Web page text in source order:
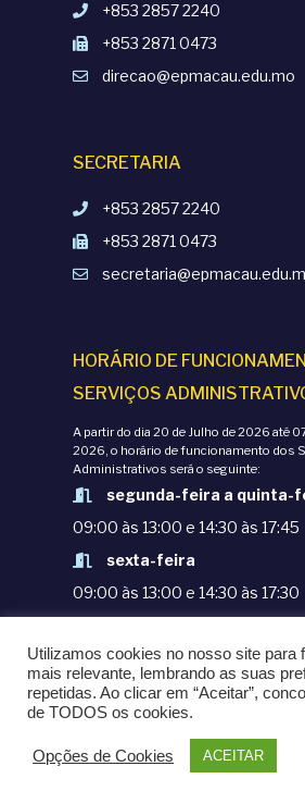
+853 2857 2240
+853 2871 0473
direcao@epmacau.edu.mo
SECRETARIA
+853 2857 2240
+853 2871 0473
HORÁRIO DE
SERVIÇOS
A partir do dia 20 de Julho de 2026 até
2026, o horário de funcionamento dos
Administrativos será o seguinte:
segunda-feira a quinta-
09:00 às 13:00 e 14:30 às 17:45
sexta-feira
09:00 às 13:00 e 14:30 às 17:30
POLÍTICAS DE
© COPYRIGHT 1998-2020.
PORTUGUESA DE
POWERED BY OMNI LTD.
Utilizamos cookies no nosso site para
mais relevante, lembrando as suas
repetidas. Ao clicar em “Aceitar”,
de TODOS os cookies.
Opções de Cookies ACEITAR